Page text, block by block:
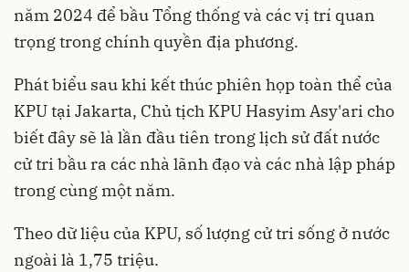
năm 2024 để bầu Tổng thống và các vị trí quan
trọng trong chính quyền địa phương.
Phát biểu sau khi kết thúc phiên họp toàn thể của
KPU tại Jakarta, Chủ tịch KPU Hasyim Asy'ari cho
biết đây sẽ là lần đầu tiên trong lịch sử đất nước
cử tri bầu ra các nhà lãnh đạo và các nhà lập pháp
trong cùng một năm.
Theo dữ liệu của KPU, số lượng cử tri sống ở nước
ngoài là 1,75 triệu.